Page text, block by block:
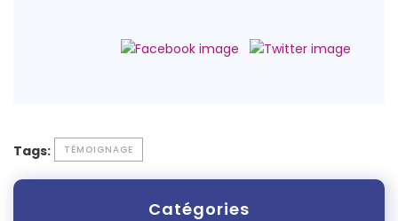
Tags: TÉMOIGNAGE
Catégories